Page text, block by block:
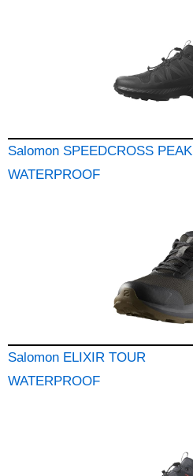
Salomon SPEEDCROSS PEAK
WATERPROOF
Salomon ELIXIR TOUR
WATERPROOF